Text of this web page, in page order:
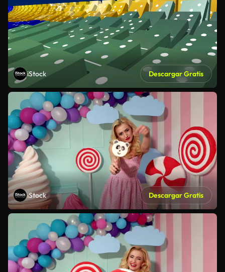
iStock Descargar Gratis
iStock Descargar Gratis